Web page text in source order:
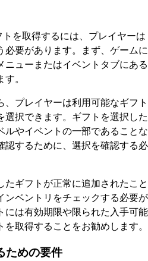
を取得するには、プレイヤーは
必要があります。まず、ゲームに
ニューまたはイベントタブにある
。
プレイヤーは利用可能なギフト
選択できます。ギフトを選択した
ルやイベントの一部であることな
認するために、選択を確認する必
ギフトが正常に追加されたこと
ンベントリをチェックする必要が
には有効期限や限られた入手可能
取得することをお勧めします。
ための要件